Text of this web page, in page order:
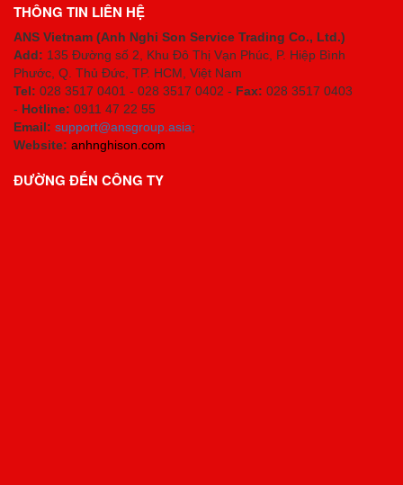
THÔNG TIN LIÊN HỆ
ANS Vietnam (Anh Nghi Son Service Trading Co., Ltd.)
Add: 135 Đường số 2, Khu Đô Thị Vạn Phúc, P. Hiệp Bình
Phước, Q. Thủ Đức, TP. HCM, Việt Nam
Tel: 028 3517 0401 - 028 3517 0402 - Fax: 028 3517 0403
- Hotline: 0911 47 22 55
Email: support@ansgroup.asia;
Website: anhnghison.com
ĐƯỜNG ĐẾN CÔNG TY